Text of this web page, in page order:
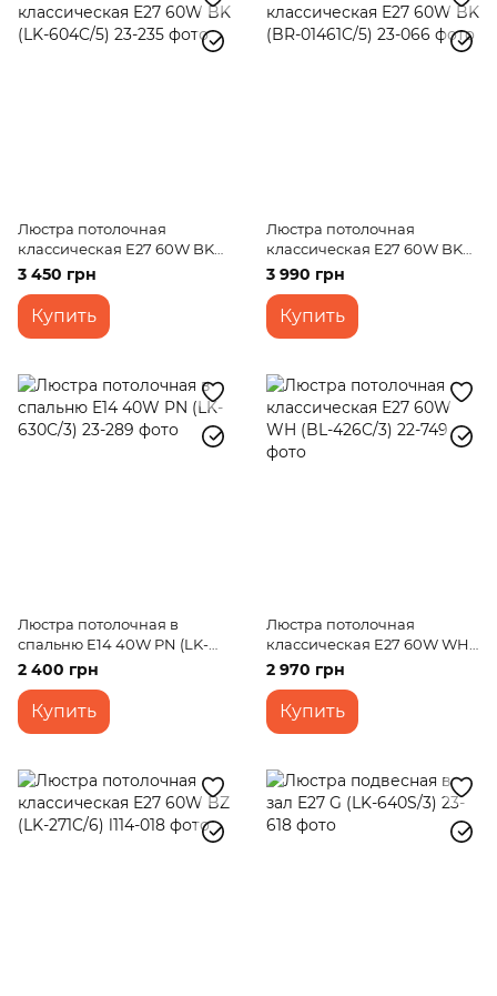
Люстра потолочная
классическая E27 60W BK
(LK-604C/5)
3 450 грн
Купить
Люстра потолочная
классическая E27 60W BK
(BR-01461C/5)
3 990 грн
Купить
Люстра потолочная в
спальню E14 40W PN (LK-
630C/3)
2 400 грн
Купить
Люстра потолочная
классическая E27 60W WH
(BL-426C/3)
2 970 грн
Купить